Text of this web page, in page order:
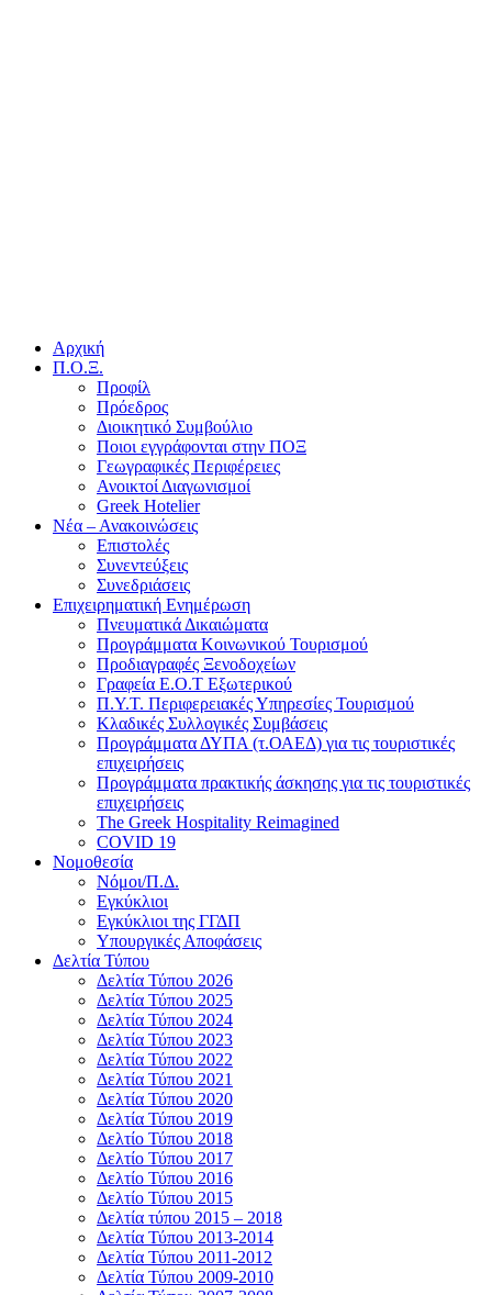
Αρχική
Π.Ο.Ξ.
Προφίλ
Πρόεδρος
Διοικητικό Συμβούλιο
Ποιοι εγγράφονται στην ΠΟΞ
Γεωγραφικές Περιφέρειες
Ανοικτοί Διαγωνισμoί
Greek Hotelier
Νέα – Ανακοινώσεις
Επιστολές
Συνεντεύξεις
Συνεδριάσεις
Επιχειρηματική Ενημέρωση
Πνευματικά Δικαιώματα
Προγράμματα Κοινωνικού Τουρισμού
Προδιαγραφές Ξενοδοχείων
Γραφεία Ε.Ο.Τ Εξωτερικού
Π.Υ.Τ. Περιφερειακές Υπηρεσίες Τουρισμού
Κλαδικές Συλλογικές Συμβάσεις
Προγράμματα ΔΥΠΑ (τ.ΟΑΕΔ) για τις τουριστικές
επιχειρήσεις
Προγράμματα πρακτικής άσκησης για τις τουριστικές
επιχειρήσεις
The Greek Hospitality Reimagined
COVID 19
Νομοθεσία
Νόμοι/Π.Δ.
Εγκύκλιοι
Εγκύκλιοι της ΓΓΔΠ
Υπουργικές Αποφάσεις
Δελτία Τύπου
Δελτία Τύπου 2026
Δελτία Τύπου 2025
Δελτία Τύπου 2024
Δελτία Τύπου 2023
Δελτία Τύπου 2022
Δελτία Τύπου 2021
Δελτία Τύπου 2020
Δελτία Τύπου 2019
Δελτίο Τύπου 2018
Δελτίο Τύπου 2017
Δελτίο Τύπου 2016
Δελτίο Τύπου 2015
Δελτία τύπου 2015 – 2018
Δελτία Τύπου 2013-2014
Δελτία Τύπου 2011-2012
Δελτία Τύπου 2009-2010